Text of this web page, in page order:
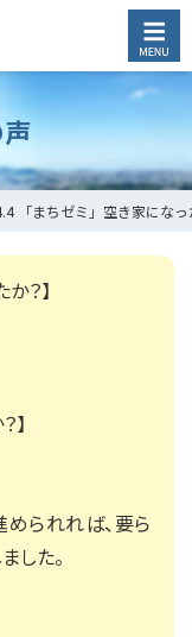
「まちゼミ」空き家にな
？】
】
られれば、要ら
した。